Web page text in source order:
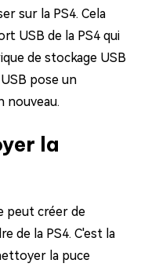
sur la PS4. Cela
USB de la PS4 qui
de stockage USB
pose un
nouveau.
la
peut créer de
de la PS4. C'est la
la puce